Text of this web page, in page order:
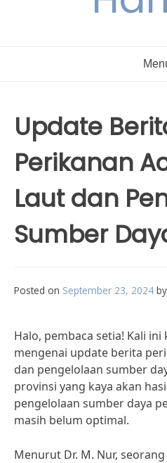
Update
Perikanan
Laut dan
Sumber
Posted on September 23, 2024 by
Halo, pembaca setia! Kali
mengenai update berita
dan pengelolaan sumber
provinsi yang kaya akan
pengelolaan sumber daya
masih belum optimal.
Menurut Dr. M. Nur,